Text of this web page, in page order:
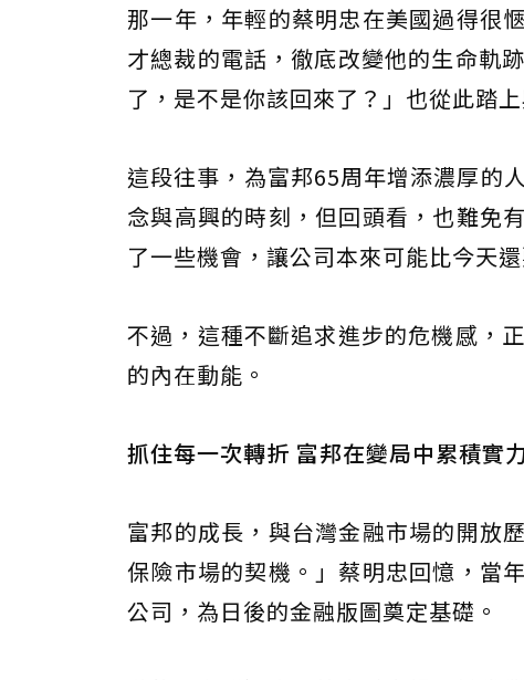
那一年，年輕的蔡明忠在美國過得很
才總裁的電話，徹底改變他的生命軌
了，是不是你該回來了？」也從此踏
這段往事，為富邦65周年增添濃厚的
念與高興的時刻，但回頭看，也難免
了一些機會，讓公司本來可能比今天還
不過，這種不斷追求進步的危機感，
的內在動能。
抓住每一次轉折 富邦在變局中累積實
富邦的成長，與台灣金融市場的開放
保險市場的契機。」蔡明忠回憶，當
公司，為日後的金融版圖奠定基礎。